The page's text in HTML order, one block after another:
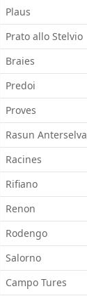
Plaus
Prato allo Stelvio
Braies
Predoi
Proves
Rasun Anterselva
Racines
Rifiano
Renon
Rodengo
Salorno
Campo Tures